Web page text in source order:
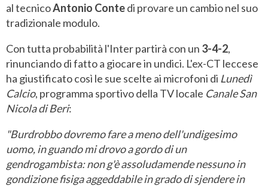
al tecnicoAntonio Contedi provare un cambio nel suo
tradizionale modulo.
Con tutta probabilità l'Inter partirà con un 3-4-2,
rinunciando di fatto a giocare in undici. L'ex-CT leccese
ha giustificato così le sue scelte ai microfoni di Lunedì
Calcio, programma sportivo della TV locale Canale San
Nicola di Beri:
"Burdrobbo dovremo fare a meno dell'undigesimo
uomo, in guando mi drovo a gordo di un
gendrogambista: non g'è assoludamende nessuno in
gondizione fisiga aggeddabile in grado di sjendere in